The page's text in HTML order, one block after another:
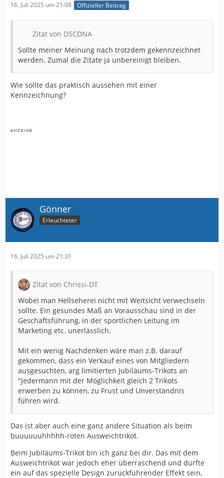
16. Juli 2025 um 21:08 Offizieller Beitrag
Zitat von DSCDNA
Sollte meiner Meinung nach trotzdem gekennzeichnet
werden. Zumal die Zitate ja unbereinigt bleiben.
Wie sollte das praktisch aussehen mit einer
Kennzeichnung?
Gönner
Erleuchteter
16. Juli 2025 um 21:31
Zitat von Chrissi-DT
Wobei man Hellseherei nicht mit Weitsicht verwechseln
sollte. Ein gesundes Maß an Vorausschau sind in der
Geschäftsführung, in der sportlichen Leitung im
Marketing etc. unerlässlich.
Mit ein wenig Nachdenken wäre man z.B. darauf
gekommen, dass ein Verkauf eines von Mitgliedern
ausgesuchten, arg limitierten Jubiläums-Trikots an
"Jedermann mit der Möglichkeit gleich 2 Trikots
erwerben zu können, zu Frust und Unverständnis
führen wird.
Das ist aber auch eine ganz andere Situation als beim
buuuuuuhhhhh-roten Ausweichtrikot.
Beim Jubiläums-Trikot bin ich ganz bei dir. Das mit dem
Ausweichtrikot war jedoch eher überraschend und dürfte
ein auf das spezielle Design zurückführender Effekt sein,